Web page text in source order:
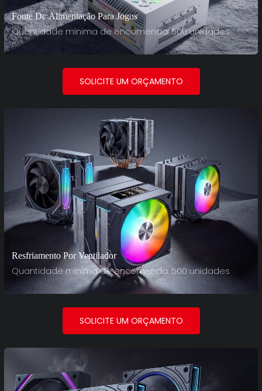
Fonte De Alimentação Para Jogos
Quantidade mínima de encomenda: 500 unidades
SOLICITE UM ORÇAMENTO
Resfriamento Por Ventilador
Quantidade mínima de encomenda: 500 unidades
SOLICITE UM ORÇAMENTO